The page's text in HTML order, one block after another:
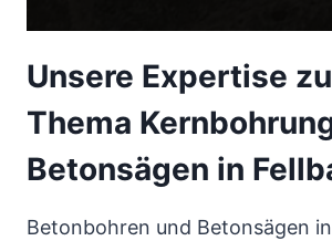
Unsere Expertise
Thema
Betonsägen in
Betonbohren und Betonsägen